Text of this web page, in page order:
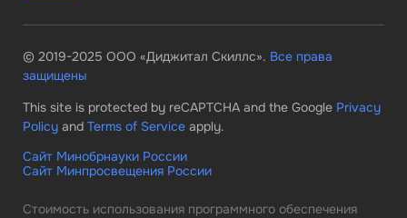
© 2019-2025 ООО «Диджитал Скиллс». Все права
защищены
This site is protected by reCAPTCHA and the Google Privacy
Policy and Terms of Service apply.
Сайт Минобрнауки России
Сайт Минпросвещения России
Стоимость использования программного обеспечения